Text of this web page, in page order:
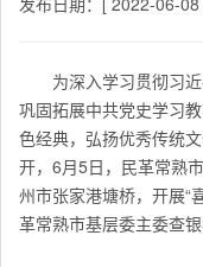
为深入学习贯彻习
巩固拓展中共党史学习
色经典，弘扬优秀传统
开，6月5日，民革常熟
州市张家港塘桥，开展“
革常熟市基层委主委查银